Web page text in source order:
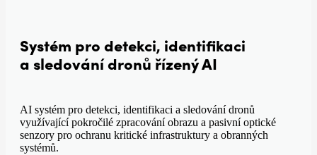
Systém pro detekci, identifikaci
a sledování dronů řízený AI
AI systém pro detekci, identifikaci a sledování dronů
využívající pokročilé zpracování obrazu a pasivní optické
senzory pro ochranu kritické infrastruktury a obranných
systémů.